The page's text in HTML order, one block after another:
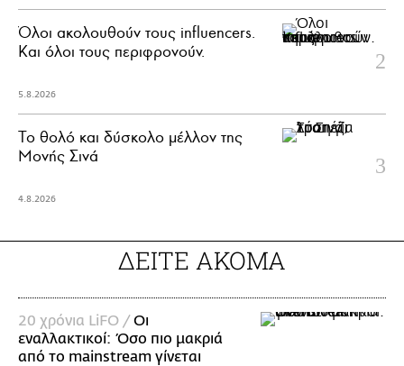
Όλοι ακολουθούν τους influencers.
Και όλοι τους περιφρονούν.
5.8.2026
Το θολό και δύσκολο μέλλον της
Μονής Σινά
4.8.2026
ΔΕΙΤΕ ΑΚΟΜΑ
20 χρόνια LiFO /Οι
εναλλακτικοί: Όσο πιο μακριά
από το mainstream γίνεται